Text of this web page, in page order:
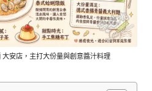
安店，主打大份量與創意醬汁料理